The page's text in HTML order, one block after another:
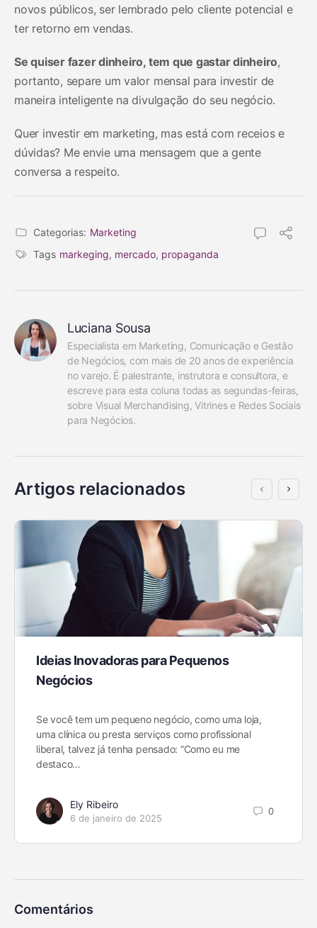
novos públicos, ser lembrado pelo cliente potencial e
ter retorno em vendas.
Se quiser fazer dinheiro, tem que gastar dinheiro,
portanto, separe um valor mensal para investir de
maneira inteligente na divulgação do seu negócio.
Quer investir em marketing, mas está com receios e
dúvidas? Me envie uma mensagem que a gente
conversa a respeito.
Categorias: Marketing
Tags markeging, mercado, propaganda
Luciana Sousa
Especialista em Marketing, Comunicação e Gestão
de Negócios, com mais de 20 anos de experiência
no varejo. É palestrante, instrutora e consultora, e
escreve para esta coluna todas as segundas-feiras,
sobre Visual Merchandising, Vitrines e Redes Sociais
para Negócios.
Artigos relacionados
Ideias Inovadoras para Pequenos
Negócios
Se você tem um pequeno negócio, como uma loja,
uma clínica ou presta serviços como profissional
liberal, talvez já tenha pensado: “Como eu me
destaco…
Ely Ribeiro
6 de janeiro de 2025
0
Comentários